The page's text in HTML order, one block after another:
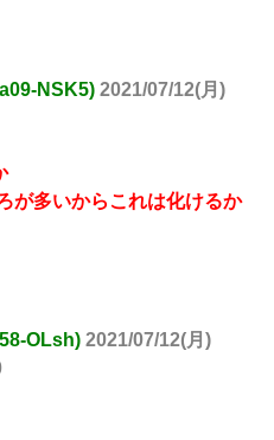
NSK5) 2021/07/12(月)
が多いからこれは化けるか
OLsh) 2021/07/12(月)